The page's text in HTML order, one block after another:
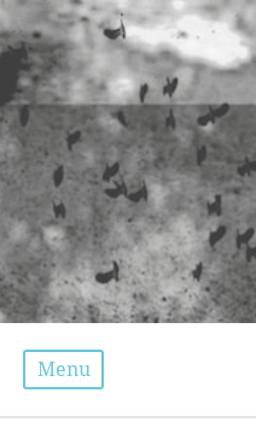
Menu
PORTRAIT DE L’ARTISTE